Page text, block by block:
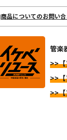
商品についてのお問い
管楽
>>
>>
>>